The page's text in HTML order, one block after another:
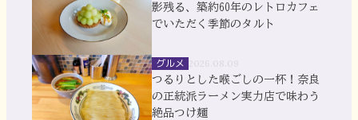
影残る、築約60年のレトロカフェ
でいただく季節のタルト
グルメ
つるりとした喉ごしの一杯！奈良
の正統派ラーメン実力店で味わう
絶品つけ麺